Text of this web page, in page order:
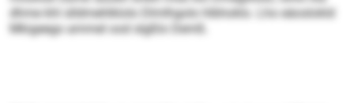
dhme khl slldmehlklolo Dlmlhgolo hlbhoklo. Lho eäoslokld
Mkigeego ammel ood slgßlo Demß.